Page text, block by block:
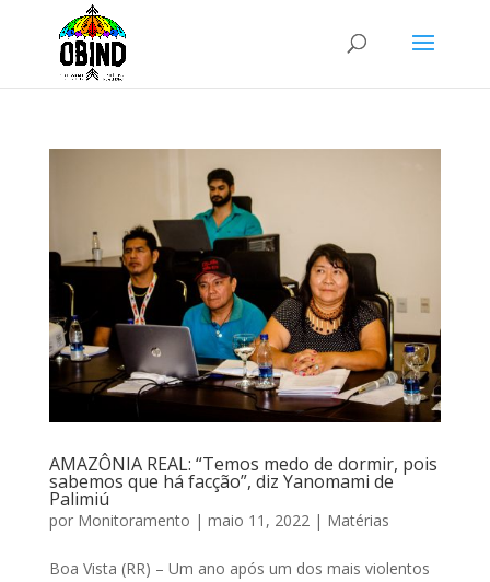
AMAZÔNIA REAL: “Temos medo de dormir, pois
sabemos que há facção”, diz Yanomami de
Palimiú
por Monitoramento | maio 11, 2022| Matérias
Boa Vista (RR) – Um ano após um dos mais violentos